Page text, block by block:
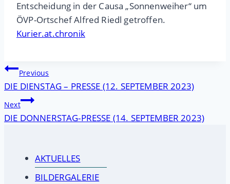
Entscheidung in der Causa „Sonnenweiher“ um
ÖVP-Ortschef Alfred Riedl getroffen.
Kurier.at.chronik
Beitragsnavigation
Previous
DIE DIENSTAG – PRESSE (12. SEPTEMBER 2023)
Next
DIE DONNERSTAG-PRESSE (14. SEPTEMBER 2023)
AKTUELLES
BILDERGALERIE